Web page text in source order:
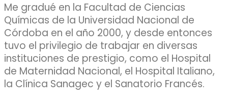
Me gradué en la Facultad de Ciencias
Químicas de la Universidad Nacional de
Córdoba en el año 2000, y desde entonces
tuvo el privilegio de trabajar en diversas
instituciones de prestigio, como el Hospital
de Maternidad Nacional, el Hospital Italiano,
la Clínica Sanagec y el Sanatorio Francés.